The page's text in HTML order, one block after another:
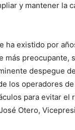
y mantener la
ha existido por
preocupante,
despegue
los operadores
para evitar el
Otero,